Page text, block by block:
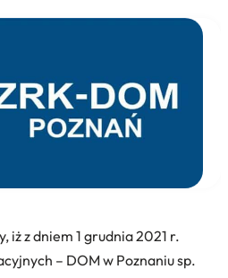
iż z dniem 1 grudnia 2021 r.
– DOM w Poznaniu sp.